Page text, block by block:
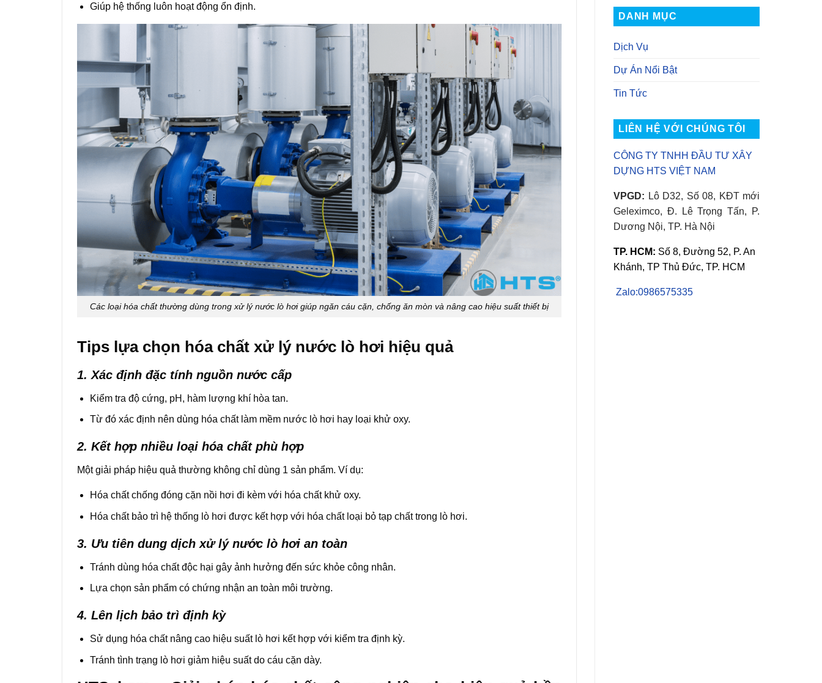
Giúp hệ thống luôn hoạt động ổn định.
Các loại hóa chất thường dùng trong xử lý nước lò hơi giúp ngăn cáu cặn, chống ăn mòn và nâng cao hiệu suất thiết bị
Tips lựa chọn hóa chất xử lý nước lò hơi hiệu quả
1. Xác định đặc tính nguồn nước cấp
Kiểm tra độ cứng, pH, hàm lượng khí hòa tan.
Từ đó xác định nên dùng hóa chất làm mềm nước lò hơi hay loại khử oxy.
2. Kết hợp nhiều loại hóa chất phù hợp
Một giải pháp hiệu quả thường không chỉ dùng 1 sản phẩm. Ví dụ:
Hóa chất chống đóng cặn nồi hơi đi kèm với hóa chất khử oxy.
Hóa chất bảo trì hệ thống lò hơi được kết hợp với hóa chất loại bỏ tạp chất trong lò hơi.
3. Ưu tiên dung dịch xử lý nước lò hơi an toàn
Tránh dùng hóa chất độc hại gây ảnh hưởng đến sức khỏe công nhân.
Lựa chọn sản phẩm có chứng nhận an toàn môi trường.
4. Lên lịch bảo trì định kỳ
Sử dụng hóa chất nâng cao hiệu suất lò hơi kết hợp với kiểm tra định kỳ.
Tránh tình trạng lò hơi giảm hiệu suất do cáu cặn dày.
Tốt
Không?
A–
Z
luận
Sàn
Chống
Trượt
DANH MỤC
Dịch Vụ
Dự Án Nổi Bật
Tin Tức
LIÊN HỆ VỚI CHÚNG TÔI
CÔNG TY TNHH ĐẦU TƯ XÂY
DỰNG HTS VIỆT NAM
VPGD: Lô D32, Số 08, KĐT mới
Geleximco, Đ. Lê Trọng Tấn, P.
Dương Nội, TP. Hà Nội
TP. HCM: Số 8, Đường 52, P. An
Khánh, TP Thủ Đức, TP. HCM
Zalo:0986575335